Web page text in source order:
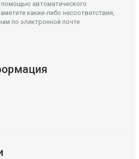
помощью автоматического
какие-либо несоответствия,
по электронной почте